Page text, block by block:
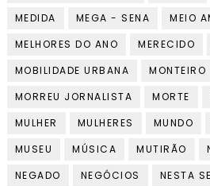
MEDIDA
MEGA - SENA
MEIO
MELHORES DO ANO
MERECIDO
MOBILIDADE URBANA
MONTEIRO
MORREU JORNALISTA
MORTE
MULHER
MULHERES MUNDO
MUSEU
MÚSICA MUTIRÃO
NEGADO
NEGÓCIOS NESTA